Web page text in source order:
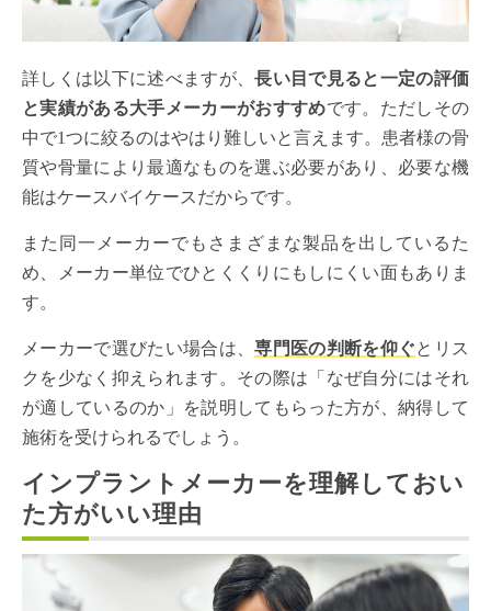
詳しくは以下に述べますが、長い目で見ると一定の評価
と実績がある大手メーカーがおすすめです。ただしその
中で1つに絞るのはやはり難しいと言えます。患者様の骨
質や骨量により最適なものを選ぶ必要があり、必要な機
能はケースバイケースだからです。
また同一メーカーでもさまざまな製品を出しているた
め、メーカー単位でひとくくりにもしにくい面もありま
す。
メーカーで選びたい場合は、専門医の判断を仰ぐとリス
クを少なく抑えられます。その際は「なぜ自分にはそれ
が適しているのか」を説明してもらった方が、納得して
施術を受けられるでしょう。
インプラントメーカーを理解しておい
た方がいい理由